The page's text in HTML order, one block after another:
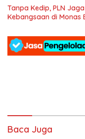
Tanpa Kedip, PLN
Kebangsaan di Monas
Baca Juga